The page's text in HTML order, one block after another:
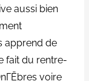
aussi bien
apprend de
fait du rentre-
voire